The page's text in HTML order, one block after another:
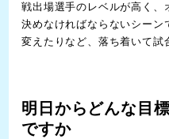
戦出場選手のレベルが高く
決めなければならないシーン
変えたりなど、落ち着いて試
明日からどんな目
ですか